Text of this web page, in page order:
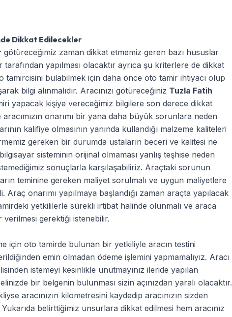
Dikkat Edilecekler
götüreceğimiz zaman dikkat etmemiz geren bazı hususlar
yapılması olacaktır ayrıca şu kriterlere de dikkat
tamircisini bulabilmek için daha önce oto tamir ihtiyacı olup
bilgi alınmalıdır. Aracınızı götüreceğiniz Tuzla Fatih
yapacak kişiye vereceğimiz bilgilere son derece dikkat
onarımı bir yana daha büyük sorunlara neden
kalifiye olmasının yanında kullandığı malzeme kaliteleri
gereken bir durumda ustaların beceri ve kalitesi ne
sisteminin orijinal olmaması yanlış teşhise neden
sonuçlarla karşılaşabiliriz. Araçtaki sorunun
teminine gereken maliyet sorulmalı ve uygun maliyetlere
onarımı yapılmaya başlandığı zaman araçta yapılacak
yetkililerle sürekli irtibat halinde olunmalı ve araca
gerektiği istenebilir.
için oto tamirde bulunan bir yetkiliyle aracın testini
emin olmadan ödeme işlemini yapmamalıyız. Aracı
istemeyi kesinlikle unutmayınız ileride yapılan
bir belgenin bulunması sizin açınızdan yaralı olacaktır.
aracınızın kilometresini kaydedip aracınızın sizden
belirttiğimiz unsurlara dikkat edilmesi hem aracınız